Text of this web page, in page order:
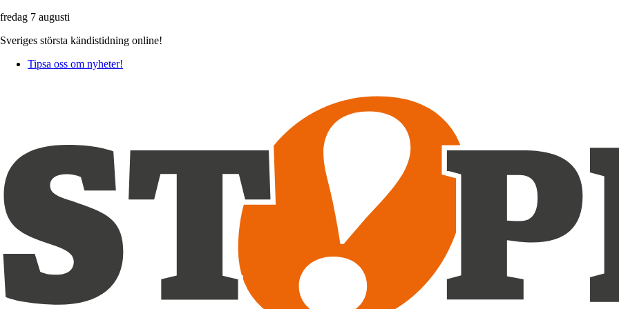
fredag 7 augusti
Sveriges största kändistidning online!
Tipsa oss om nyheter!